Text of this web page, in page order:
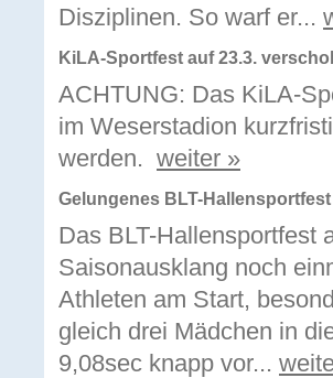
Disziplinen. So warf er...
KiLA-Sportfest auf 23.3.
ACHTUNG: Das KiLA-
im Weserstadion
werden. weiter »
Gelungenes BLT-Hallensportfest
Das BLT-Hallensportfest
Saisonausklang noch
Athleten am Start,
gleich drei Mädchen in
9,08sec knapp vor...